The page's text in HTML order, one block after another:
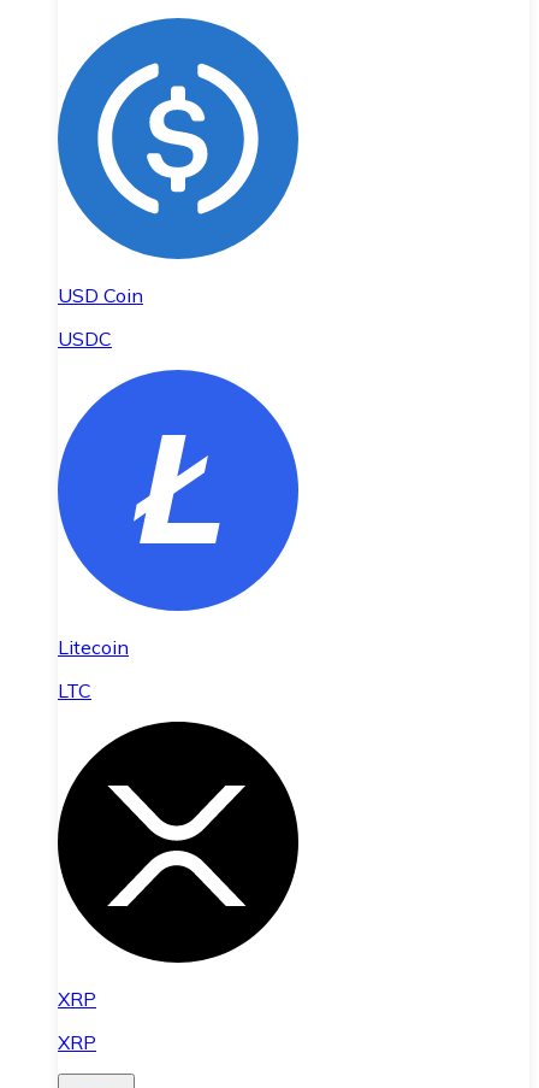
USD Coin
USDC
Litecoin
LTC
XRP
XRP